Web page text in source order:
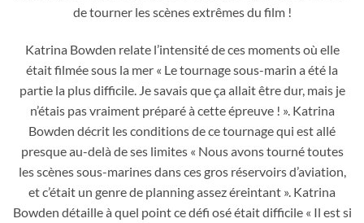
de tourner les scènes extrêmes du film !
Katrina Bowden relate l’intensité de ces moments où elle
était filmée sous la mer « Le tournage sous-marin a été la
partie la plus difficile. Je savais que ça allait être dur, mais je
n’étais pas vraiment préparé à cette épreuve ! ». Katrina
Bowden décrit les conditions de ce tournage qui est allé
presque au-delà de ses limites « Nous avons tourné toutes
les scènes sous-marines dans ces gros réservoirs d’aviation,
et c’était un genre de planning assez éreintant ». Katrina
Bowden détaille à quel point ce défi osé était difficile « Il est si